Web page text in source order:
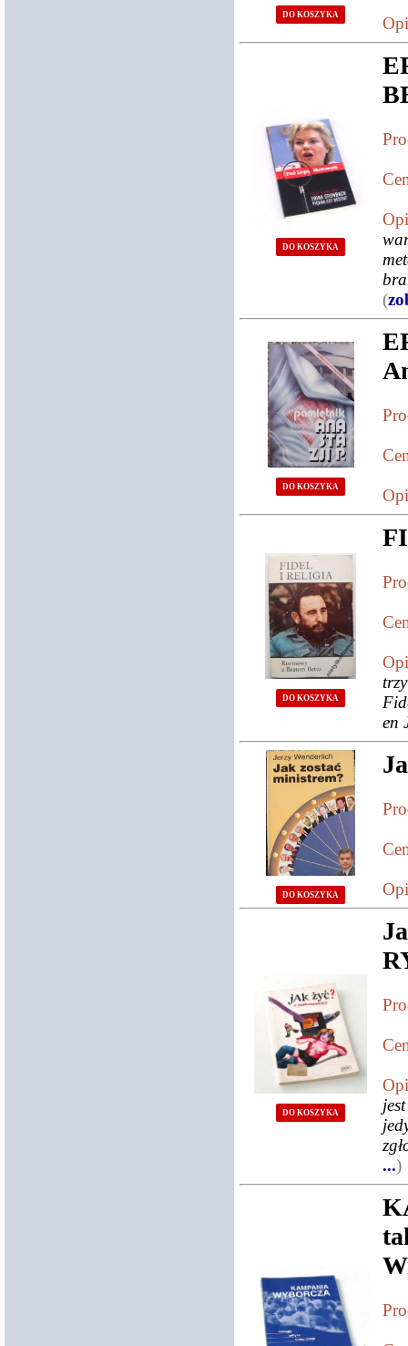
DO KOSZYKA
DO KOSZYKA
(
DO KOSZYKA
DO KOSZYKA
en
DO KOSZYKA
DO KOSZYKA
...)